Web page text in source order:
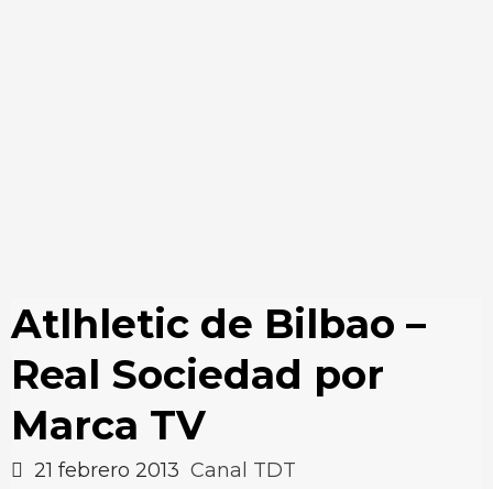
Atlhletic de Bilbao –
Real Sociedad por
Marca TV
21 febrero 2013 Canal TDT